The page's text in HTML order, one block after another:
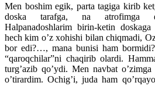
Men boshim egik, parta tagiga kirib
doska tarafga, na atrofimga
Halpanadoshlarim birin-ketin
hech kim o’z xohishi bilan chiqmadi,
bor edi?…, mana bunisi ham
“qaroqchilar”ni chaqirib olardi.
turg’azib qo’ydi. Men navbat
o’tirardim. Ochig’i, juda ham